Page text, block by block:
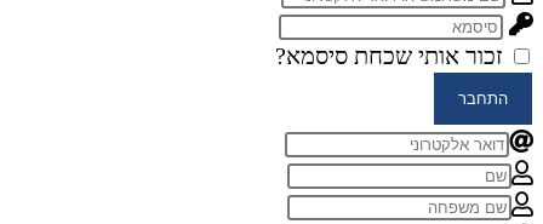
זכור אותי שכחת סיסמא?
התחבר